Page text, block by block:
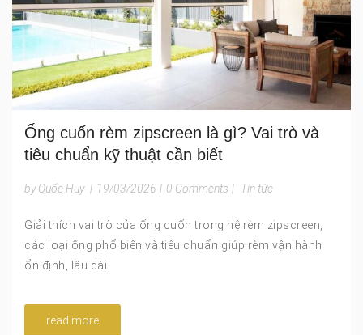
Ống cuốn rèm zipscreen là gì? Vai trò và
tiêu chuẩn kỹ thuật cần biết
by Quốc Huy | 19/03/2026 | 0 Comments | Tin tức
Giải thích vai trò của ống cuốn trong hệ rèm zipscreen,
các loại ống phổ biến và tiêu chuẩn giúp rèm vận hành
ổn định, lâu dài.
read more